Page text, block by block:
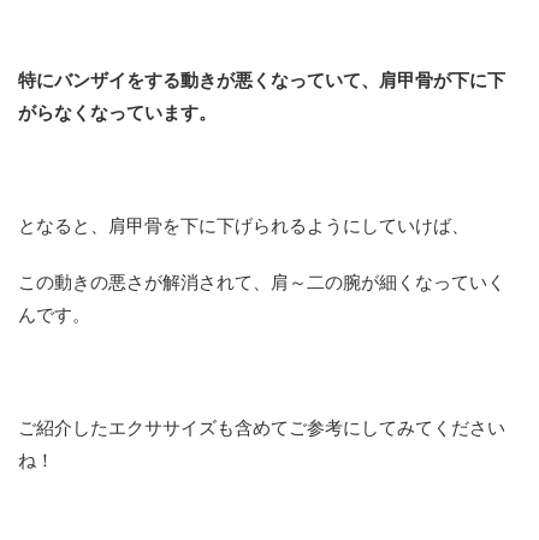
特にバンザイをする動きが悪くなっていて、肩甲骨が下に下
がらなくなっています。
となると、肩甲骨を下に下げられるようにしていけば、
この動きの悪さが解消されて、肩～二の腕が細くなっていく
んです。
ご紹介したエクササイズも含めてご参考にしてみてください
ね！